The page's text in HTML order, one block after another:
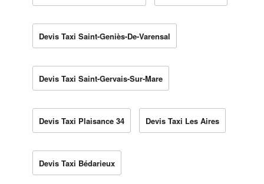
Devis Taxi Saint-Geniès-De-Varensal
Devis Taxi Saint-Gervais-Sur-Mare
Devis Taxi Plaisance 34 Devis Taxi Les Aires
Devis Taxi Bédarieux